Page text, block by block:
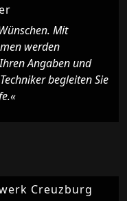
Mit
werden
Angaben und
begleiten Sie
Creuzburg